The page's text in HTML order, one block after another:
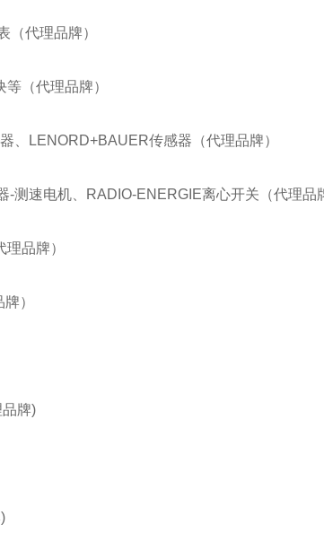
（代理品牌）
（代理品牌）
、LENORD+BAUER传感器（代理品牌）
测速电机、RADIO-ENERGIE离心开关（代理品
品牌）
）
牌)